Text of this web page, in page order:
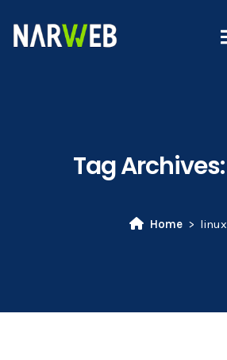
Tag Archives:
Home linux